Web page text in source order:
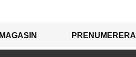
PRENUMERERA